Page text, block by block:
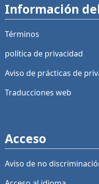
Información
Términos
política de privacidad
Aviso de prácticas de
Traducciones web
Acceso
Aviso de no